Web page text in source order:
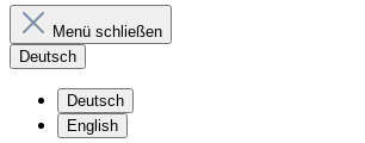
Menü schließen
Deutsch
Deutsch
English